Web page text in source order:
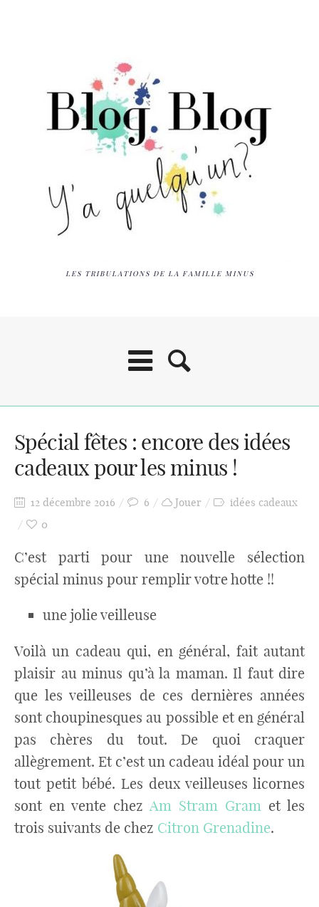
LES TRIBULATIONS DE LA FAMILLE MINUS
Spécial fêtes : encore des idées
cadeaux pour les minus !
12 décembre 2016 6 Jouer
idées cadeaux
0
C’est parti pour une nouvelle sélection
spécial minus pour remplir votre hotte !!
une jolie veilleuse
Voilà un cadeau qui, en général, fait autant
plaisir au minus qu’à la maman. Il faut dire
que les veilleuses de ces dernières années
sont choupinesques au possible et en général
pas chères du tout. De quoi craquer
allègrement. Et c’est un cadeau idéal pour un
tout petit bébé. Les deux veilleuses licornes
sont en vente chez Am Stram Gram et les
trois suivants de chez Citron Grenadine.